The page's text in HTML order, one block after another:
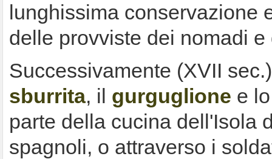
lunghissima conservazione
delle provviste dei nomadi
Successivamente (XVII
sburrita, il gurguglione e
parte della cucina dell'Isola
spagnoli, o attraverso i